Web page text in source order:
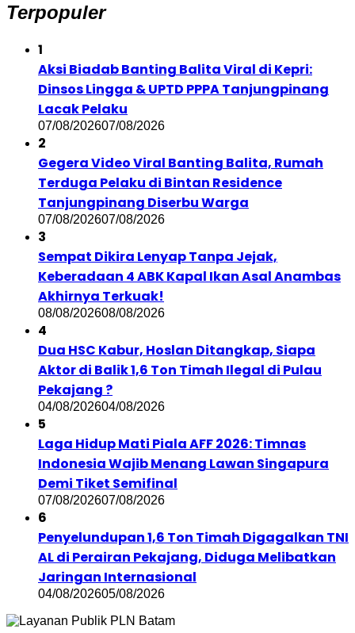
Terpopuler
1
Aksi Biadab Banting Balita Viral di Kepri:
Dinsos Lingga & UPTD PPPA Tanjungpinang
Lacak Pelaku
07/08/202607/08/2026
2
Gegera Video Viral Banting Balita, Rumah
Terduga Pelaku di Bintan Residence
Tanjungpinang Diserbu Warga
07/08/202607/08/2026
3
Sempat Dikira Lenyap Tanpa Jejak,
Keberadaan 4 ABK Kapal Ikan Asal Anambas
Akhirnya Terkuak!
08/08/202608/08/2026
4
Dua HSC Kabur, Hoslan Ditangkap, Siapa
Aktor di Balik 1,6 Ton Timah Ilegal di Pulau
Pekajang ?
04/08/202604/08/2026
5
Laga Hidup Mati Piala AFF 2026: Timnas
Indonesia Wajib Menang Lawan Singapura
Demi Tiket Semifinal
07/08/202607/08/2026
6
Penyelundupan 1,6 Ton Timah Digagalkan TNI
AL di Perairan Pekajang, Diduga Melibatkan
Jaringan Internasional
04/08/202605/08/2026